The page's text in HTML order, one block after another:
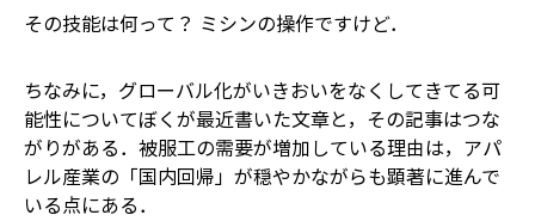
その技能は何って？ ミシンの操作ですけど．
ちなみに，グローバル化がいきおいをなくしてきてる可
能性についてぼくが最近書いた文章と，その記事はつな
がりがある．被服工の需要が増加している理由は，アパ
レル産業の「国内回帰」が穏やかながらも顕著に進んで
いる点にある．